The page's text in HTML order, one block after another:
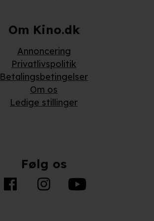
Om Kino.dk
Annoncering
Privatlivspolitik
Betalingsbetingelser
Om os
Ledige stillinger
Følg os